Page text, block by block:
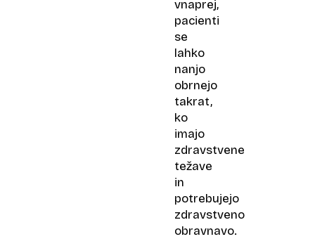
vnaprej,
pacienti
se
lahko
nanjo
obrnejo
takrat,
ko
imajo
zdravstvene
težave
in
potrebujejo
zdravstveno
obravnavo.